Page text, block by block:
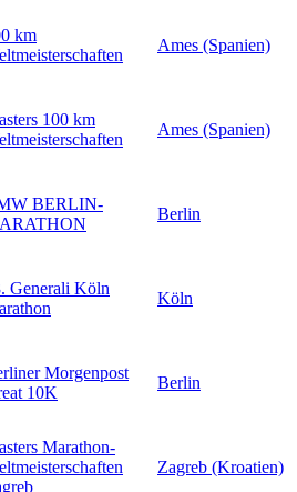
km
Ames (Spanien)
100 km
Ames (Spanien)
BERLIN-
Berlin
Generali Köln
Köln
Morgenpost
10K
Berlin
Marathon-
Zagreb (Kroatien)